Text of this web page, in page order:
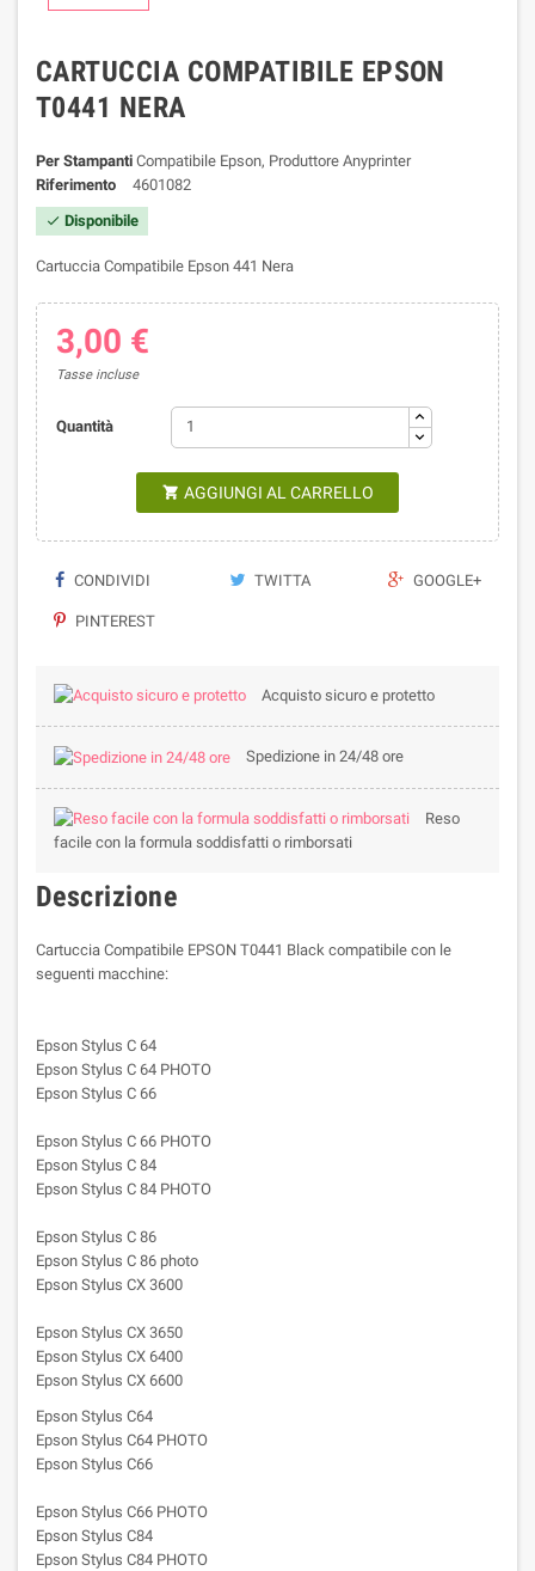
CARTUCCIA COMPATIBILE EPSON
T0441 NERA
Per Stampanti Compatibile Epson, Produttore Anyprinter
Riferimento
4601082
 Disponibile
Cartuccia Compatibile Epson 441 Nera
3,00 €
Tasse incluse
Quantità
 AGGIUNGI AL CARRELLO
CONDIVIDI TWITTA GOOGLE+
PINTEREST
Acquisto sicuro e protetto
Spedizione in 24/48 ore
Reso
facile con la formula soddisfatti o rimborsati
Descrizione
Cartuccia Compatibile EPSON T0441 Black compatibile con le
seguenti macchine:
Epson Stylus C 64
Epson Stylus C 64 PHOTO
Epson Stylus C 66
Epson Stylus C 66 PHOTO
Epson Stylus C 84
Epson Stylus C 84 PHOTO
Epson Stylus C 86
Epson Stylus C 86 photo
Epson Stylus CX 3600
Epson Stylus CX 3650
Epson Stylus CX 6400
Epson Stylus CX 6600
Epson Stylus C64
Epson Stylus C64 PHOTO
Epson Stylus C66
Epson Stylus C66 PHOTO
Epson Stylus C84
Epson Stylus C84 PHOTO